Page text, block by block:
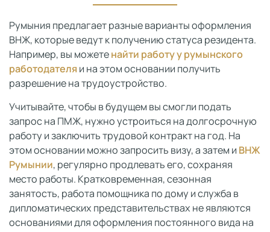
Румыния предлагает разные варианты оформления
ВНЖ, которые ведут к получению статуса резидента.
Например, вы можетенайти работу у румынского
работодателяи на этом основании получить
разрешение на трудоустройство.
Учитывайте, чтобы в будущем вы смогли подать
запрос на ПМЖ, нужно устроиться на долгосрочную
работу и заключить трудовой контракт на год. На
этом основании можно запросить визу, а затем и ВНЖ
Румынии, регулярно продлевать его, сохраняя
место работы. Кратковременная, сезонная
занятость, работа помощника по дому и служба в
дипломатических представительствах не являются
основаниями для оформления постоянного вида на